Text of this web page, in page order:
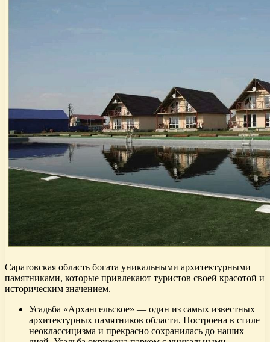
Саратовская область богата уникальными архитектурными
памятниками, которые привлекают туристов своей красотой и
историческим значением.
Усадьба «Архангельское» — один из самых известных
архитектурных памятников области. Построена в стиле
неоклассицизма и прекрасно сохранилась до наших